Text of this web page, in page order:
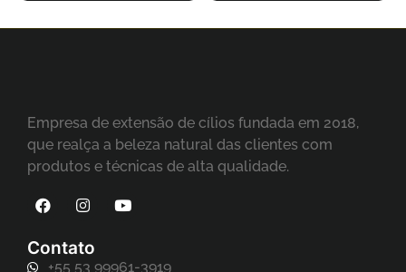
Empresa de extensão de cílios fundada em 2018,
que realça a beleza natural das clientes com
produtos e técnicas de alta qualidade.
Contato
+55 53 99961-3919